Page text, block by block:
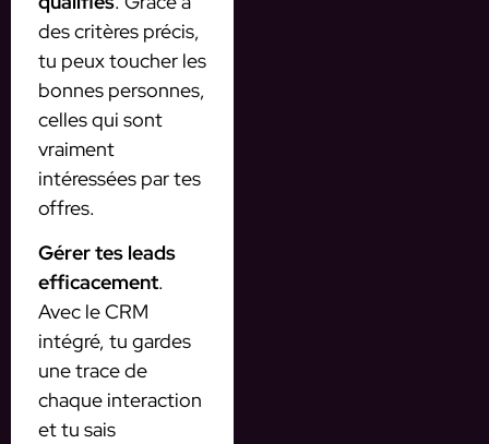
des critères précis,
tu peux toucher les
bonnes personnes,
celles qui sont
vraiment
intéressées par tes
offres.
Gérer tes leads
efficacement.
Avec le CRM
intégré, tu gardes
une trace de
chaque interaction
et tu sais